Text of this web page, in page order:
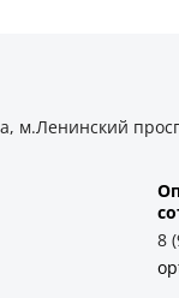
м.Ленинский
8